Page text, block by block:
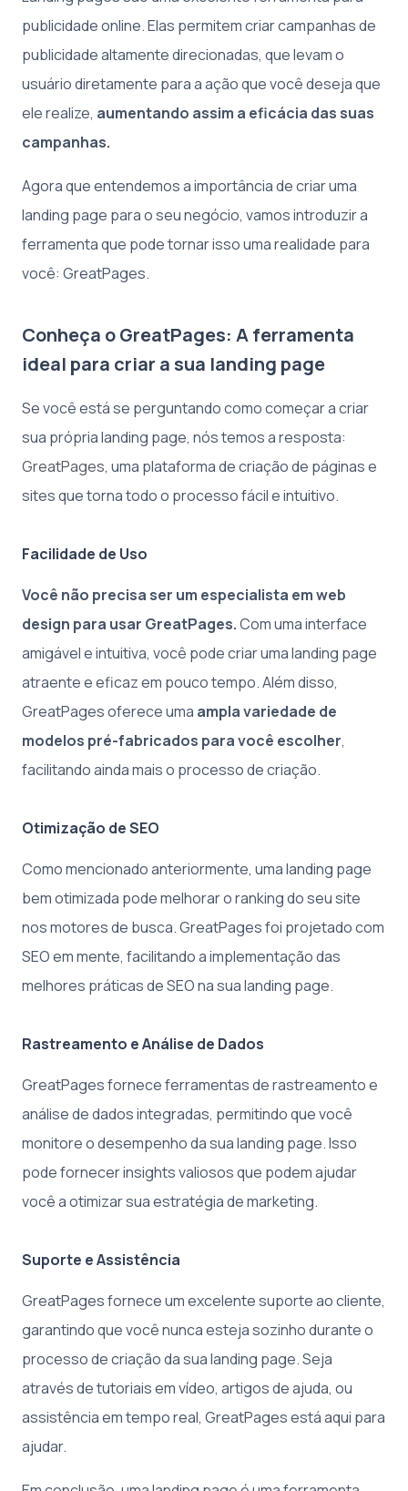
publicidade online. Elas permitem criar campanhas de
publicidade altamente direcionadas, que levam o
usuário diretamente para a ação que você deseja que
ele realize, aumentando assim a eficácia das suas
campanhas.
Agora que entendemos a importância de criar uma
landing page para o seu negócio, vamos introduzir a
ferramenta que pode tornar isso uma realidade para
você: GreatPages.
Conheça o GreatPages: A ferramenta
ideal para criar a sua landing page
Se você está se perguntando como começar a criar
sua própria landing page, nós temos a resposta:
GreatPages, uma plataforma de criação de páginas e
sites que torna todo o processo fácil e intuitivo.
Facilidade de Uso
Você não precisa ser um especialista em web
design para usar GreatPages.Com uma interface
amigável e intuitiva, você pode criar uma landing page
atraente e eficaz em pouco tempo. Além disso,
GreatPages oferece uma ampla variedade de
modelos pré-fabricados para você escolher,
facilitando ainda mais o processo de criação.
Otimização de SEO
Como mencionado anteriormente, uma landing page
bem otimizada pode melhorar o ranking do seu site
nos motores de busca. GreatPages foi projetado com
SEO em mente, facilitando a implementação das
melhores práticas de SEO na sua landing page.
Rastreamento e Análise de Dados
GreatPages fornece ferramentas de rastreamento e
análise de dados integradas, permitindo que você
monitore o desempenho da sua landing page. Isso
pode fornecer insights valiosos que podem ajudar
você a otimizar sua estratégia de marketing.
Suporte e Assistência
GreatPages fornece um excelente suporte ao cliente,
garantindo que você nunca esteja sozinho durante o
processo de criação da sua landing page. Seja
através de tutoriais em vídeo, artigos de ajuda, ou
assistência em tempo real, GreatPages está aqui para
ajudar.